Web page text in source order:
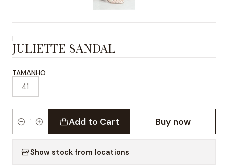
|
JULIETTE SANDAL
TAMANHO
41
Quantity
Add to Cart Buy now
Show stock from locations